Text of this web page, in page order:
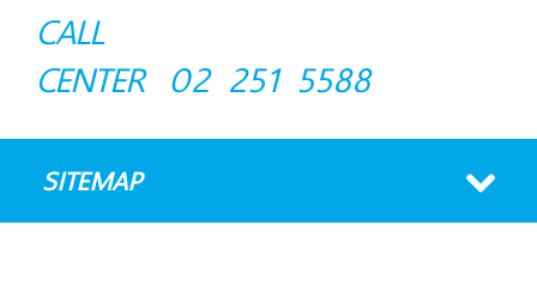
CALL
CENTER 02 251 5588
SITEMAP